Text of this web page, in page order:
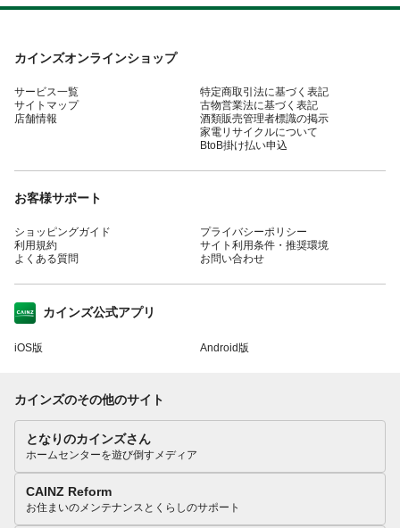
カインズオンラインショップ
サービス一覧
サイトマップ
店舗情報
特定商取引法に基づく表記
古物営業法に基づく表記
酒類販売管理者標識の掲示
家電リサイクルについて
BtoB掛け払い申込
お客様サポート
ショッピングガイド
利用規約
よくある質問
プライバシーポリシー
サイト利用条件・推奨環境
お問い合わせ
カインズ公式アプリ
iOS版 Android版
カインズのその他のサイト
となりのカインズさん
ホームセンターを遊び倒すメディア
CAINZ Reform
お住まいのメンテナンスとくらしのサポート